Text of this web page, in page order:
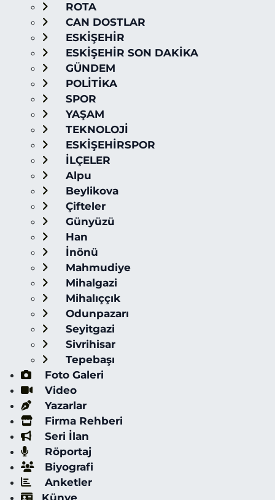
ROTA
CAN DOSTLAR
ESKİŞEHİR
ESKİŞEHİR SON DAKİKA
GÜNDEM
POLİTİKA
SPOR
YAŞAM
TEKNOLOJİ
ESKİŞEHİRSPOR
İLÇELER
Alpu
Beylikova
Çifteler
Günyüzü
Han
İnönü
Mahmudiye
Mihalgazi
Mihalıççık
Odunpazarı
Seyitgazi
Sivrihisar
Tepebaşı
Foto Galeri
Video
Yazarlar
Firma Rehberi
Seri İlan
Röportaj
Biyografi
Anketler
Künye